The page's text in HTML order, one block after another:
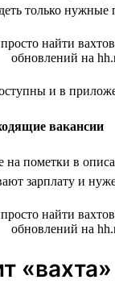
только нужные
и в
вакансии
на пометки в
зарплату и